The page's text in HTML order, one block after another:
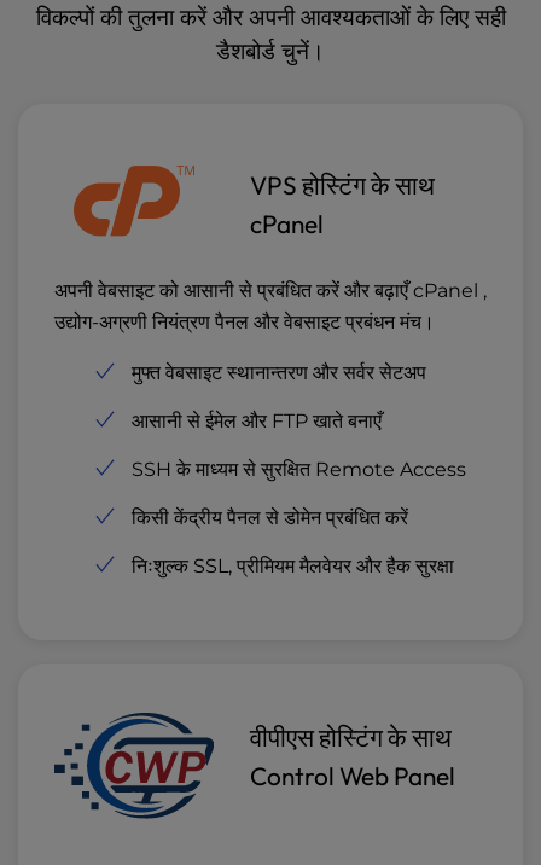
विकल्पों की तुलना करें और अपनी आवश्यकताओं के लिएसही
डैशबोर्ड चुनें।
VPS होस्टिंग के साथ
cPanel
अपनी वेबसाइट को आसानी से प्रबंधित करें और बढ़ाएँ cPanel ,
उद्योग-अग्रणी नियंत्रण पैनल और वेबसाइट प्रबंधन मंच।
मुफ्त वेबसाइट स्थानान्तरण और सर्वर सेटअप
आसानी से ईमेल और FTP खाते बनाएँ
SSH के माध्यम से सुरक्षित Remote Access
किसी केंद्रीय पैनल से डोमेन प्रबंधित करें
निःशुल्क SSL, प्रीमियम मैलवेयर और हैक सुरक्षा
वीपीएस होस्टिंग के साथ
Control Web Panel